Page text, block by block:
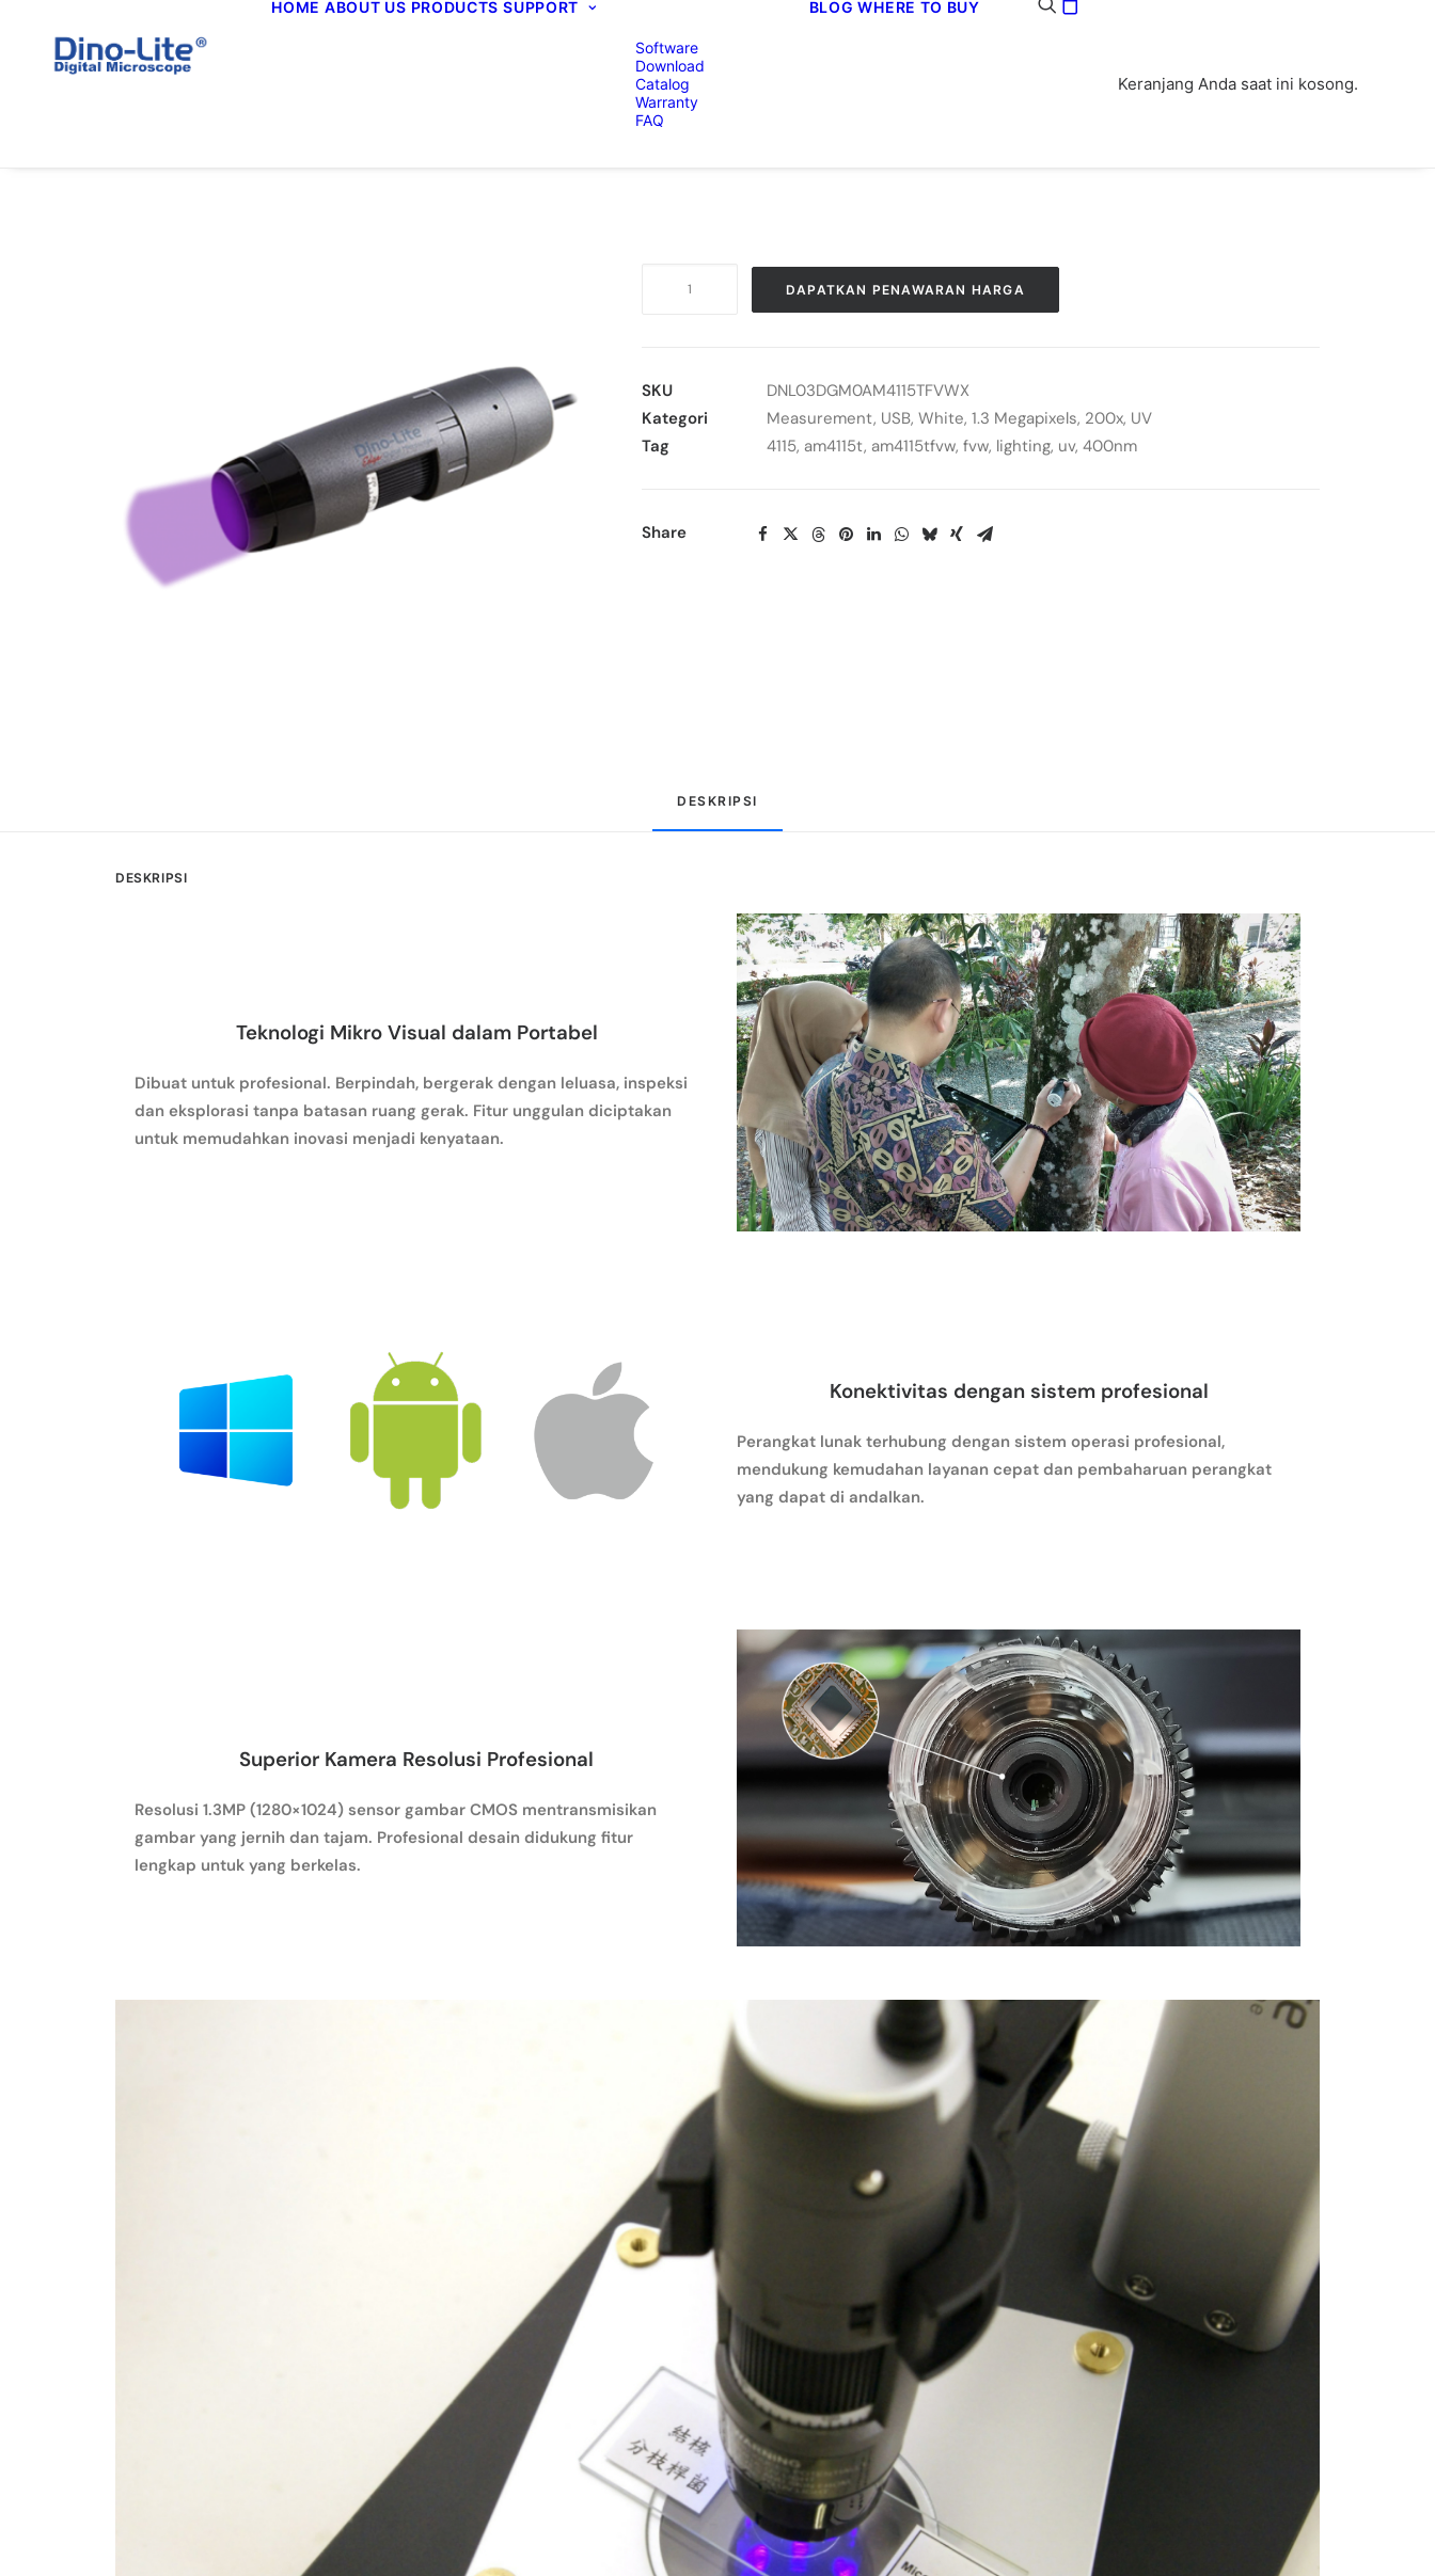
HOME ABOUT US PRODUCTS SUPPORT
Software
Download
Catalog
Warranty
FAQ
BLOG WHERE TO BUY
Keranjang Anda saat ini kosong.
Dino-
Lite
Edge
DAPATKAN PENAWARAN HARGA
SKU
DNL03DGM0AM4115TFVWX
Kategori
Measurement, USB, White, 1.3 Megapixels, 200x, UV
Tag
4115, am4115t, am4115tfvw, fvw, lighting, uv, 400nm
Share
DESKRIPSI
DESKRIPSI
Teknologi Mikro Visual dalam Portabel
Dibuat untuk profesional. Berpindah, bergerak dengan leluasa, inspeksi
dan eksplorasi tanpa batasan ruang gerak. Fitur unggulan diciptakan
untuk memudahkan inovasi menjadi kenyataan.
Konektivitas dengan sistem profesional
Perangkat lunak terhubung dengan sistem operasi profesional,
mendukung kemudahan layanan cepat dan pembaharuan perangkat
yang dapat di andalkan.
Superior Kamera Resolusi Profesional
Resolusi 1.3MP (1280×1024) sensor gambar CMOS mentransmisikan
gambar yang jernih dan tajam. Profesional desain didukung fitur
lengkap untuk yang berkelas.